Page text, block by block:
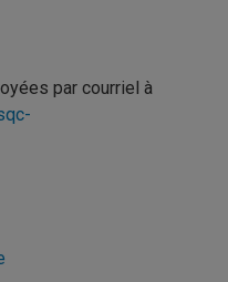
par courriel à